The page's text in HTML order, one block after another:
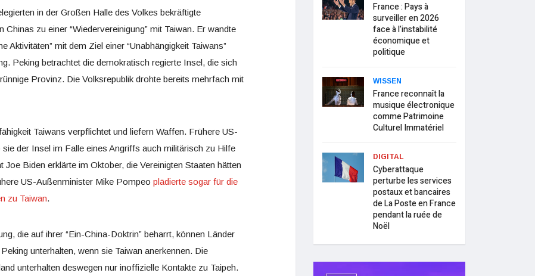
in der Großen Halle des Volkes bekräftigte
Chinas zu einer “Wiedervereinigung” mit Taiwan. Er wandte
Aktivitäten” mit dem Ziel einer “Unabhängigkeit Taiwans”
Peking betrachtet die demokratisch regierte Insel, die sich
Provinz. Die Volksrepublik drohte bereits mehrfach mit
Taiwans verpflichtet und liefern Waffen. Frühere US-
der Insel im Falle eines Angriffs auch militärisch zu Hilfe
Biden erklärte im Oktober, die Vereinigten Staaten hätten
US-Außenminister Mike Pompeo plädierte sogar für die
zu Taiwan.
die auf ihrer “Ein-China-Doktrin” beharrt, können Länder
unterhalten, wenn sie Taiwan anerkennen. Die
unterhalten deswegen nur inoffizielle Kontakte zu Taipeh.
France : Pays à
surveiller en 2026
face à l’instabilité
économique et
politique
WISSEN
France reconnaît la
musique électronique
comme Patrimoine
Culturel Immatériel
DIGITAL
Cyberattaque
perturbe les services
postaux et bancaires
de La Poste en France
pendant la ruée de
Noël